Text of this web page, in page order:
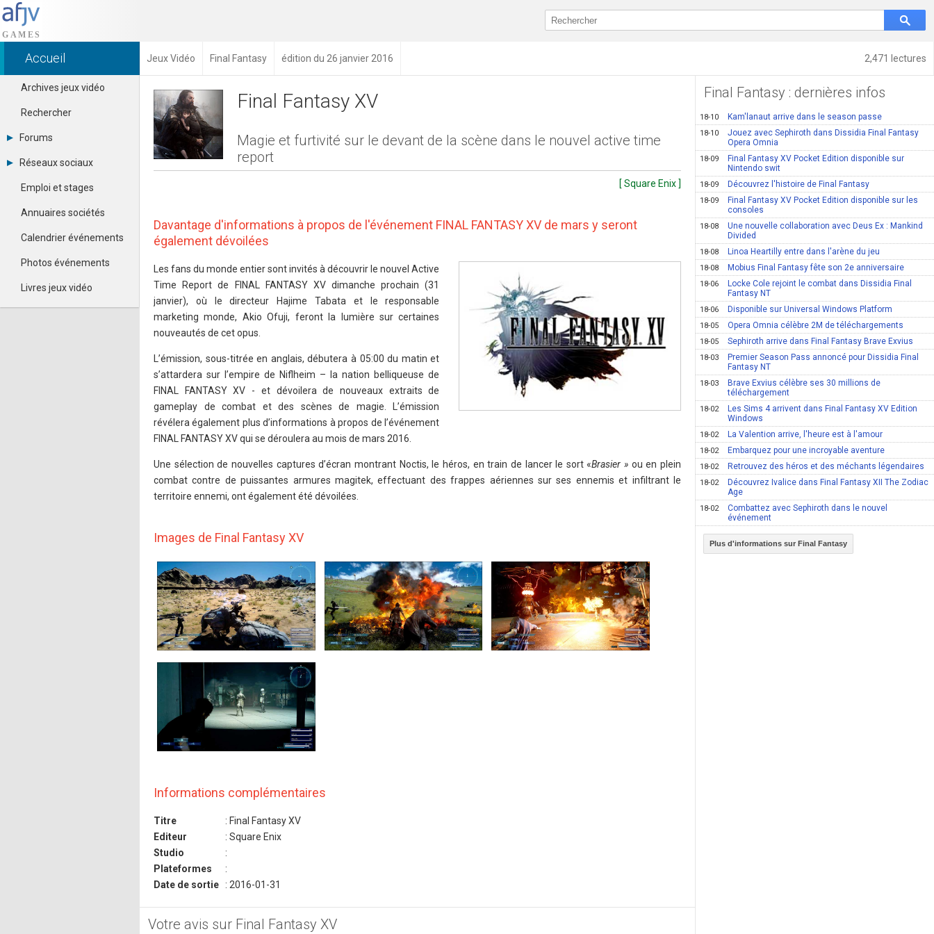
2,471 lectures
Accueil Jeux Vidéo Final Fantasy édition du 26 janvier 2016
Archives jeux vidéo
Rechercher
Forums
Tous les forums
Se connecter
Contacter un modérateur
Réseaux sociaux
Dailymotion
Facebook
Google+
Pinterest
Youtube
Emploi et stages
Annuaires sociétés
Calendrier événements
Photos événements
Livres jeux vidéo
Final Fantasy XV
Magie et furtivité sur le devant de la scène dans le nouvel active time
report
[ Square Enix ]
Davantage d'informations à propos de l'événement FINAL FANTASY XV de mars y seront
également dévoilées
Les fans du monde entier sont invités à découvrir le nouvel Active
Time Report de FINAL FANTASY XV dimanche prochain (31
janvier), où le directeur Hajime Tabata et le responsable
marketing monde, Akio Ofuji, feront la lumière sur certaines
nouveautés de cet opus.
L’émission, sous-titrée en anglais, débutera à 05:00 du matin et
s’attardera sur l’empire de Niflheim – la nation belliqueuse de
FINAL FANTASY XV - et dévoilera de nouveaux extraits de
gameplay de combat et des scènes de magie. L’émission
révélera également plus d’informations à propos de l’événement
FINAL FANTASY XV qui se déroulera au mois de mars 2016.
Une sélection de nouvelles captures d’écran montrant Noctis, le héros, en train de lancer le sort «Brasier » ou en plein
combat contre de puissantes armures magitek, effectuant des frappes aériennes sur ses ennemis et infiltrant le
territoire ennemi, ont également été dévoilées.
Images de Final Fantasy XV
Informations complémentaires
Titre
: Final Fantasy XV
Editeur
: Square Enix
Studio
:
Plateformes
:
Date de sortie
: 2016-01-31
Votre avis sur Final Fantasy XV
Final Fantasy : dernières infos
18-10 Kam'lanaut arrive dans le season passe
18-10
Jouez avec Sephiroth dans Dissidia Final Fantasy
Opera Omnia
18-09
Final Fantasy XV Pocket Edition disponible sur
Nintendo swit
18-09 Découvrez l'histoire de Final Fantasy
18-09
Final Fantasy XV Pocket Edition disponible sur les
consoles
18-08
Une nouvelle collaboration avec Deus Ex : Mankind
Divided
18-08 Linoa Heartilly entre dans l'arène du jeu
18-08 Mobius Final Fantasy fête son 2e anniversaire
18-06
Locke Cole rejoint le combat dans Dissidia Final
Fantasy NT
18-06 Disponible sur Universal Windows Platform
18-05 Opera Omnia célèbre 2M de téléchargements
18-05 Sephiroth arrive dans Final Fantasy Brave Exvius
18-03
Premier Season Pass annoncé pour Dissidia Final
Fantasy NT
18-03
Brave Exvius célèbre ses 30 millions de
téléchargement
18-02
Les Sims 4 arrivent dans Final Fantasy XV Edition
Windows
18-02 La Valention arrive, l'heure est à l'amour
18-02 Embarquez pour une incroyable aventure
18-02 Retrouvez des héros et des méchants légendaires
18-02
Découvrez Ivalice dans Final Fantasy XII The Zodiac
Age
18-02
Combattez avec Sephiroth dans le nouvel
événement
Plus d'informations sur Final Fantasy